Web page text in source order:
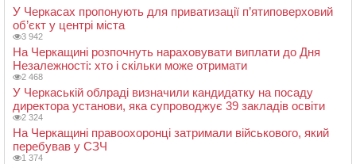
У Черкасах пропонують для приватизації п’ятиповерховий
об’єкт у центрі міста
3 942
На Черкащині розпочнуть нараховувати виплати до Дня
Незалежності: хто і скільки може отримати
2 468
У Черкаській облраді визначили кандидатку на посаду
директора установи, яка супроводжує 39 закладів освіти
2 324
На Черкащині правоохоронці затримали військового, який
перебував у СЗЧ
1 374